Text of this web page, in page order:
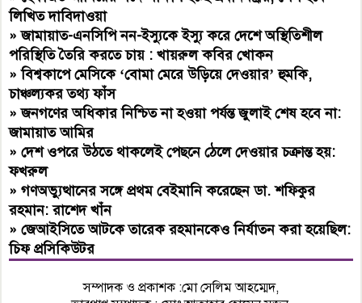
লিখিত দাবিদাওয়া
»জামায়াত-এনসিপি নন-ইস্যুকে ইস্যু করে দেশে অস্থিতিশীল
পরিস্থিতি তৈরি করতে চায় : খায়রুল কবির খোকন
»বিশ্বকাপে মেসিকে ‘বোমা মেরে উড়িয়ে দেওয়ার’ হুমকি,
চাঞ্চল্যকর তথ্য ফাঁস
»জনগণের অধিকার নিশ্চিত না হওয়া পর্যন্ত জুলাই শেষ হবে না:
জামায়াত আমির
»দেশ ওপরে উঠতে থাকলেই পেছনে ঠেলে দেওয়ার চক্রান্ত হয়:
ফখরুল
»গণঅভ্যুত্থানের সঙ্গে প্রথম বেইমানি করেছেন ডা. শফিকুর
রহমান: রাশেদ খাঁন
»জেআইসিতে আটকে তারেক রহমানকেও নির্যাতন করা হয়েছিল:
চিফ প্রসিকিউটর
সম্পাদক ও প্রকাশক :মো সেলিম আহম্মেদ,